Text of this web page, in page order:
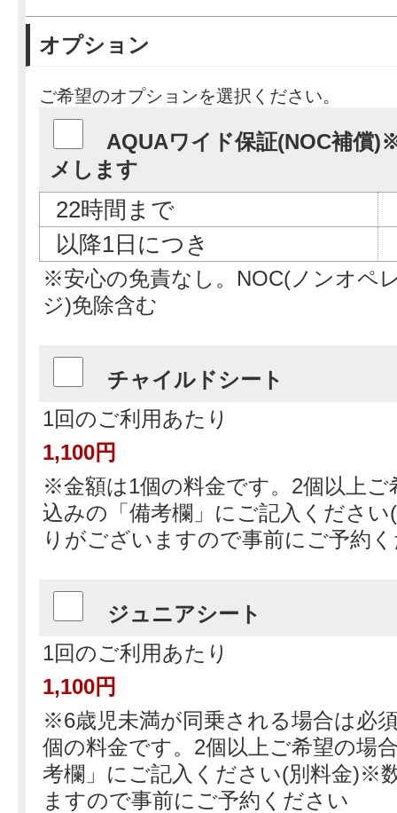
オプション
ご希望のオプションを選択ください。
AQUAワイド保証(NOC補償
メします
22時間まで
以降1日につき
※安心の免責なし。NOC(ノンオペ
ジ)免除含む
チャイルドシート
1回のご利用あたり
1,100円
※金額は1個の料金です。2個以上ご
込みの「備考欄」にご記入くださ
りがございますので事前にご予約
ジュニアシート
1回のご利用あたり
1,100円
※6歳児未満が同乗される場合は必
個の料金です。2個以上ご希望の場
考欄」にご記入ください(別料金)※
ますので事前にご予約ください